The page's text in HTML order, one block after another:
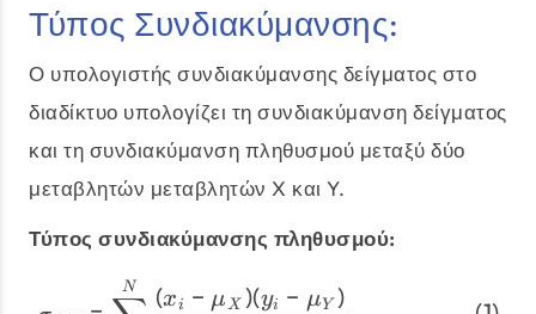
Τύπος Συνδιακύμανσης:
Ο υπολογιστής συνδιακύμανσης δείγματος στο
διαδίκτυο υπολογίζει τη συνδιακύμανση δείγματος
και τη συνδιακύμανση πληθυσμού μεταξύ δύο
μεταβλητών μεταβλητών X και Y.
Τύπος συνδιακύμανσης πληθυσμού:
\begin{align}
N (xi − μX )(yi − μY )